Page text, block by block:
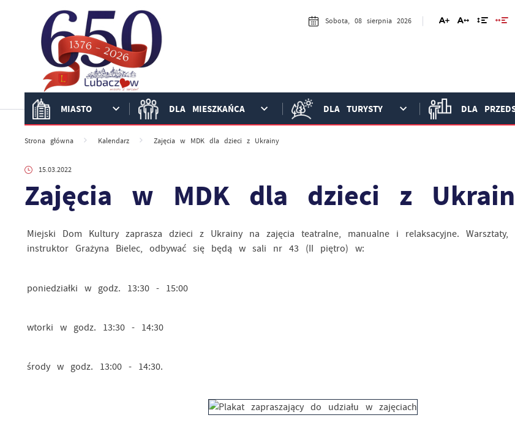
Sobota, 08 sierpnia 2026
MIASTO DLA MIESZKAŃCA DLA TURYSTY DLA
Strona główna Kalendarz Zajęcia w MDK dla dzieci z Ukrainy
15.03.2022
Zajęcia w MDK dla dzieci z
Miejski Dom Kultury zaprasza dzieci z Ukrainy na zajęcia teatralne, manualne i relaksacyjne. Warsztaty,
instruktor Grażyna Bielec, odbywać się będą w sali nr 43 (II piętro) w:
poniedziałki w godz. 13:30 - 15:00
wtorki w godz. 13:30 - 14:30
środy w godz. 13:00 - 14:30.